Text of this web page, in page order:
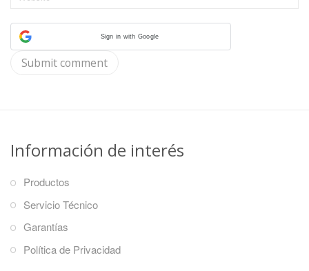
Sign in with Google
Información de interés
Productos
Servicio Técnico
Garantías
Política de Privacidad